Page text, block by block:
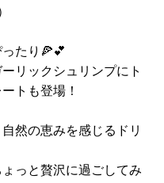
たり🍕💕
リックシュリンプにト
トも登場！
然の恵みを感じるドリ
っと贅沢に過ごしてみ